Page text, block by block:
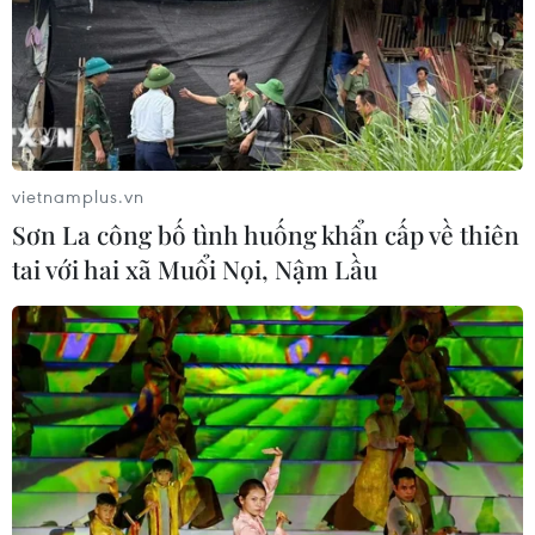
Syria: Nổ xe buýt gần thủ đô
Damascus khiến 2 người chết và 13
người bị thương
07/08/2026 00:50
Lực lượng Houthi tấn công quân đội
Yemen, ít nhất 45 binh sỹ thương
vong
06/08/2026 23:57
Xung đột Israel-Hamas: Ít nhất 300
trẻ em thiệt mạng trong 300 ngày
qua
06/08/2026 22:56
vietnamplus.vn
Sơn La công bố tình huống khẩn cấp về thiên
tai với hai xã Muổi Nọi, Nậm Lầu